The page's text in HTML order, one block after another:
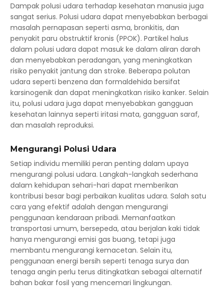
Dampak polusi udara terhadap kesehatan manusia juga
sangat serius. Polusi udara dapat menyebabkan berbagai
masalah pernapasan seperti asma, bronkitis, dan
penyakit paru obstruktif kronis (PPOK). Partikel halus
dalam polusi udara dapat masuk ke dalam aliran darah
dan menyebabkan peradangan, yang meningkatkan
risiko penyakit jantung dan stroke. Beberapa polutan
udara seperti benzena dan formaldehida bersifat
karsinogenik dan dapat meningkatkan risiko kanker. Selain
itu, polusi udara juga dapat menyebabkan gangguan
kesehatan lainnya seperti iritasi mata, gangguan saraf,
dan masalah reproduksi.
Mengurangi Polusi Udara
Setiap individu memiliki peran penting dalam upaya
mengurangi polusi udara. Langkah-langkah sederhana
dalam kehidupan sehari-hari dapat memberikan
kontribusi besar bagi perbaikan kualitas udara. Salah satu
cara yang efektif adalah dengan mengurangi
penggunaan kendaraan pribadi. Memanfaatkan
transportasi umum, bersepeda, atau berjalan kaki tidak
hanya mengurangi emisi gas buang, tetapi juga
membantu mengurangi kemacetan. Selain itu,
penggunaan energi bersih seperti tenaga surya dan
tenaga angin perlu terus ditingkatkan sebagai alternatif
bahan bakar fosil yang mencemari lingkungan.